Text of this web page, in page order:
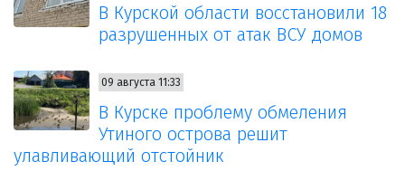
В Курской области восстановили 18
разрушенных от атак ВСУ домов
09 августа 11:33
В Курске проблему обмеления
Утиного острова решит
улавливающий отстойник